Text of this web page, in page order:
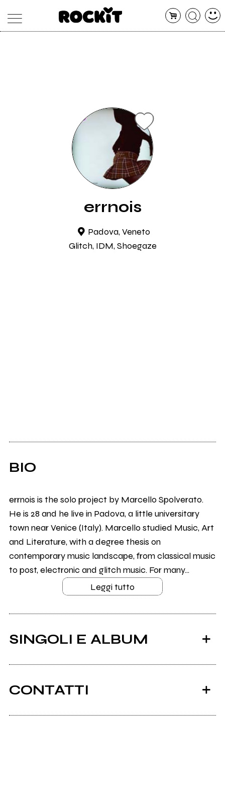
errnois
Padova, Veneto
Glitch, IDM, Shoegaze
BIO
errnois is the solo project by Marcello Spolverato.
He is 28 and he live in Padova, a little universitary
town near Venice (Italy). Marcello studied Music, Art
and Literature, with a degree thesis on
contemporary music landscape, from classical music
to post, electronic and glitch music. For many...
Leggi tutto
SINGOLI E ALBUM
CONTATTI